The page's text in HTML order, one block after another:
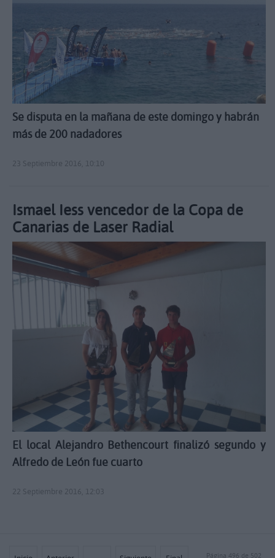
Se disputa en la mañana de este domingo y habrán
más de 200 nadadores
23 Septiembre 2016, 10:10
Ismael Iess vencedor de la Copa de
Canarias de Laser Radial
El local Alejandro Bethencourt finalizó segundo y
Alfredo de León fue cuarto
22 Septiembre 2016, 12:03
Página 496 de 502